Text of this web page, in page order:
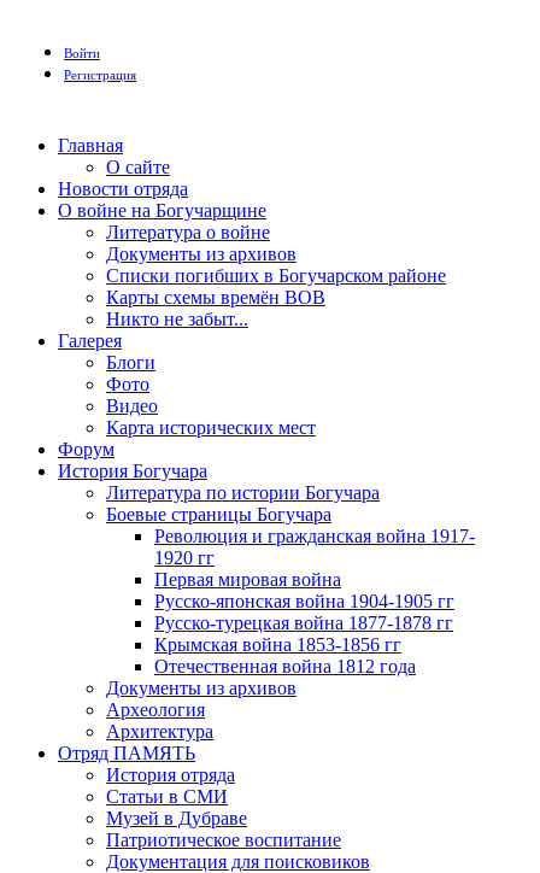
Войти
Регистрация
Главная
О сайте
Новости отряда
О войне на Богучарщине
Литература о войне
Документы из архивов
Списки погибших в Богучарском районе
Карты схемы времён ВОВ
Никто не забыт...
Галерея
Блоги
Фото
Видео
Карта исторических мест
Форум
История Богучара
Литература по истории Богучара
Боевые страницы Богучара
Революция и гражданская война 1917-
1920 гг
Первая мировая война
Русско-японская война 1904-1905 гг
Русско-турецкая война 1877-1878 гг
Крымская война 1853-1856 гг
Отечественная война 1812 года
Документы из архивов
Археология
Архитектура
Отряд ПАМЯТЬ
История отряда
Статьи в СМИ
Музей в Дубраве
Патриотическое воспитание
Документация для поисковиков